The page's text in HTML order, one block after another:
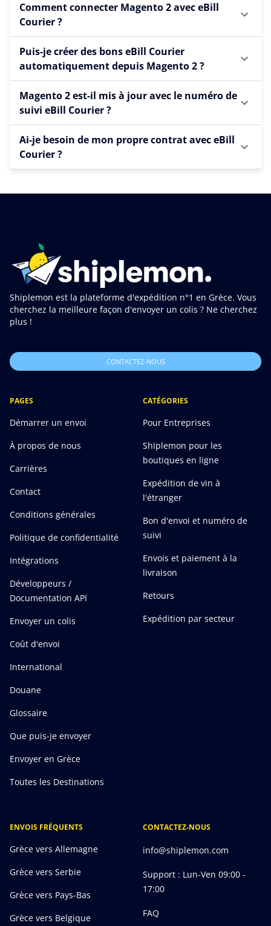
Comment connecter Magento 2 avec eBill
Courier ?
Puis-je créer des bons eBill Courier
automatiquement depuis Magento 2 ?
Magento 2 est-il mis à jour avec le numéro de
suivi eBill Courier ?
Ai-je besoin de mon propre contrat avec eBill
Courier ?
Shiplemon est la plateforme d'expédition n°1 en Grèce. Vous
cherchez la meilleure façon d'envoyer un colis ? Ne cherchez
plus !
CONTACTEZ-NOUS
PAGES
Démarrer un envoi
À propos de nous
Carrières
Contact
Conditions générales
Politique de confidentialité
Intégrations
Développeurs /
Documentation API
Envoyer un colis
Coût d'envoi
International
Douane
Glossaire
Que puis-je envoyer
Envoyer en Grèce
Toutes les Destinations
CATÉGORIES
Pour Entreprises
Shiplemon pour les
boutiques en ligne
Expédition de vin à
l'étranger
Bon d'envoi et numéro de
suivi
Envois et paiement à la
livraison
Retours
Expédition par secteur
ENVOIS FRÉQUENTS
Grèce vers Allemagne
Grèce vers Serbie
Grèce vers Pays-Bas
Grèce vers Belgique
CONTACTEZ-NOUS
info@shiplemon.com
Support : Lun-Ven 09:00 -
17:00
FAQ